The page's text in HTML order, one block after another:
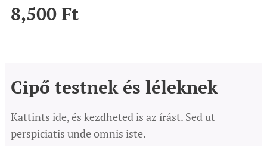
8,500 Ft
Cipő testnek és léleknek
Kattints ide, és kezdheted is az írást. Sed ut
perspiciatis unde omnis iste.